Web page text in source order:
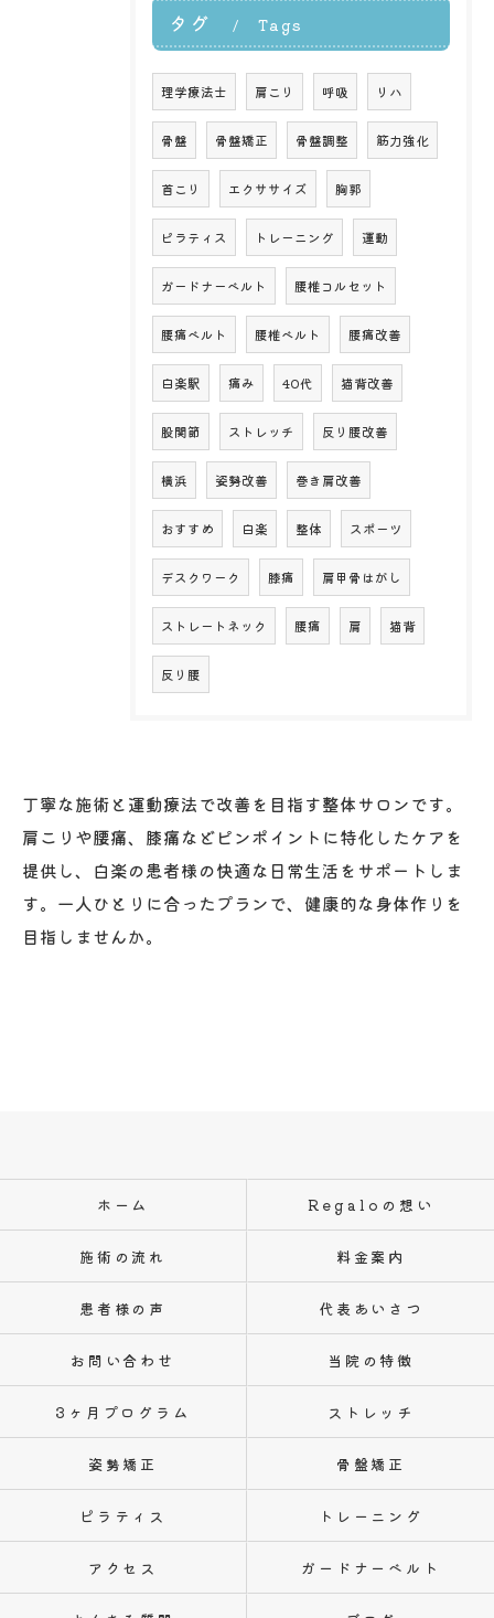
タグ Tags
理学療法士 肩こり 呼吸 リハ
骨盤 骨盤矯正 骨盤調整 筋力強化
首こり エクササイズ 胸郭
ピラティス トレーニング 運動
ガードナーベルト 腰椎コルセット
腰痛ベルト 腰椎ベルト 腰痛改善
白楽駅 痛み 40代 猫背改善
股関節 ストレッチ 反り腰改善
横浜 姿勢改善 巻き肩改善
おすすめ 白楽 整体 スポーツ
デスクワーク 膝痛 肩甲骨はがし
ストレートネック 腰痛 肩 猫背
反り腰
丁寧な施術と運動療法で改善を目指す整体サロンです。
肩こりや腰痛、膝痛などピンポイントに特化したケアを
提供し、白楽の患者様の快適な日常生活をサポートしま
す。一人ひとりに合ったプランで、健康的な身体作りを
目指しませんか。
ホーム Regaloの想い
施術の流れ 料金案内
患者様の声 代表あいさつ
お問い合わせ 当院の特徴
3ヶ月プログラム ストレッチ
姿勢矯正 骨盤矯正
ピラティス トレーニング
アクセス ガードナーベルト